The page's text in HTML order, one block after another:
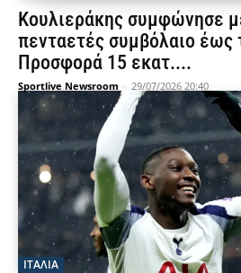
Κουλιεράκης συμφώνησε
πενταετές συμβόλαιο έως
Προσφορά 15 εκατ....
Sportlive Newsroom - 29/07/2026 20:40
ΙΤΑΛΙΑ